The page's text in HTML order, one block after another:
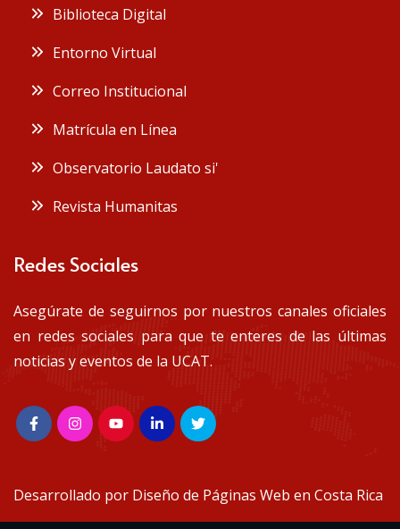
Biblioteca Digital
Entorno Virtual
Correo Institucional
Matrícula en Línea
Observatorio Laudato si'
Revista Humanitas
Redes Sociales
Asegúrate de seguirnos por nuestros canales oficiales
en redes sociales para que te enteres de las últimas
noticias y eventos de la UCAT.
Desarrollado por Diseño de Páginas Web en Costa Rica